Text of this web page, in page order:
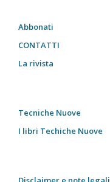
Abbonati
CONTATTI
La rivista
Tecniche Nuove
I libri Techiche Nuove